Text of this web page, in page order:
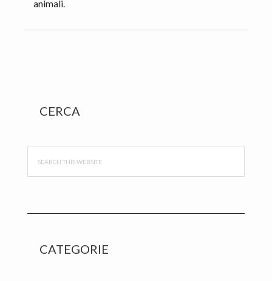
animali.
Primary
CERCA
CATEGORIE